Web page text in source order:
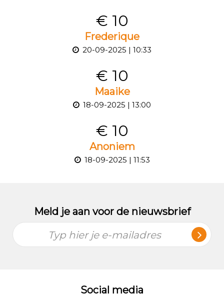
€ 10
Frederique
20-09-2025 | 10:33
€ 10
Maaike
18-09-2025 | 13:00
€ 10
Anoniem
18-09-2025 | 11:53
Meld je aan voor de nieuwsbrief
Typ hier je e-mailadres
Social media